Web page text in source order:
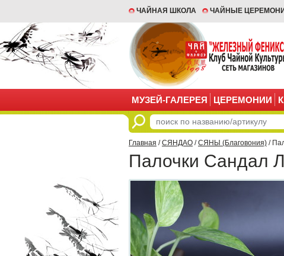
ЧАЙНАЯ ШКОЛА ЧАЙНЫЕ
МУЗЕЙ-ГАЛЕРЕЯ ЦЕРЕМОНИИ
Главная /СЯНДАО /СЯНЫ (Благовония) /
Палочки Сандал